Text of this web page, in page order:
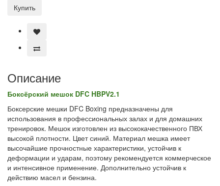
Купить
Описание
Боксёрский мешок DFC HBPV2.1
Боксерские мешки DFC Boxing предназначены для
использования в профессиональных залах и для домашних
тренировок. Мешок изготовлен из высококачественного ПВХ
высокой плотности. Цвет синий. Материал мешка имеет
высочайшие прочностные характеристики, устойчив к
деформации и ударам, поэтому рекомендуется коммерческое
и интенсивное применение. Дополнительно устойчив к
действию масел и бензина.